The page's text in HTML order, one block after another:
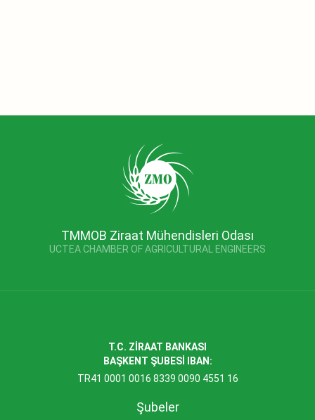
TMMOB Ziraat Mühendisleri Odası
UCTEA CHAMBER OF AGRICULTURAL ENGINEERS
T.C. ZİRAAT BANKASI
BAŞKENT ŞUBESİ IBAN:
TR41 0001 0016 8339 0090 4551 16
Şubeler